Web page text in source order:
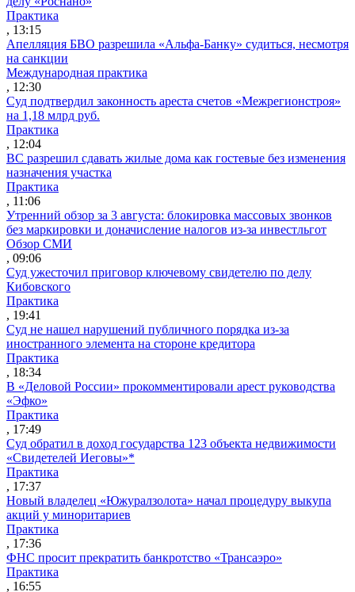
Практика
, 13:15
Апелляция БВО разрешила «Альфа-Банку» судиться, несмотря
на санкции
Международная практика
, 12:30
Суд подтвердил законность ареста счетов «Межрегионстроя»
на 1,18 млрд руб.
Практика
, 12:04
ВС разрешил сдавать жилые дома как гостевые без изменения
назначения участка
Практика
, 11:06
Утренний обзор за 3 августа: блокировка массовых звонков
без маркировки и доначисление налогов из-за инвестльгот
Обзор СМИ
, 09:06
Суд ужесточил приговор ключевому свидетелю по делу
Кибовского
Практика
, 19:41
Суд не нашел нарушений публичного порядка из-за
иностранного элемента на стороне кредитора
Практика
, 18:34
В «Деловой России» прокомментировали арест руководства
«Эфко»
Практика
, 17:49
Суд обратил в доход государства 123 объекта недвижимости
«Свидетелей Иеговы»*
Практика
, 17:37
Новый владелец «Южуралзолота» начал процедуру выкупа
акций у миноритариев
Практика
, 17:36
ФНС просит прекратить банкротство «Трансаэро»
Практика
, 16:55